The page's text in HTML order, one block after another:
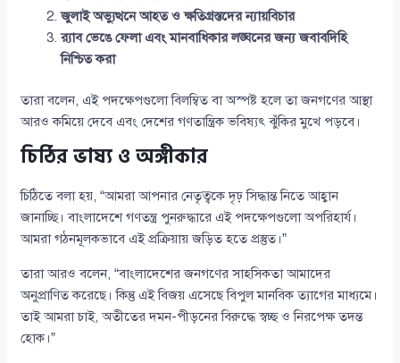
জুলাই অভ্যুত্থনে আহত ও ক্ষতিগ্রস্তদের ন্যায়বিচার
র‌্যাব ভেঙে ফেলা এবং মানবাধিকার লঙ্ঘনের জন্য জবাবদিহি
নিশ্চিত করা
তারা বলেন, এই পদক্ষেপগুলো বিলম্বিত বা অস্পষ্ট হলে তা জনগণের আস্থা
আরও কমিয়ে দেবে এবং দেশের গণতান্ত্রিক ভবিষ্যৎ ঝুঁকির মুখে পড়বে।
চিঠির ভাষ্য ও অঙ্গীকার
চিঠিতে বলা হয়, “আমরা আপনার নেতৃত্বকে দৃঢ় সিদ্ধান্ত নিতে আহ্বান
জানাচ্ছি। বাংলাদেশে গণতন্ত্র পুনরুদ্ধারে এই পদক্ষেপগুলো অপরিহার্য।
আমরা গঠনমূলকভাবে এই প্রক্রিয়ায় জড়িত হতে প্রস্তুত।”
তারা আরও বলেন, “বাংলাদেশের জনগণের সাহসিকতা আমাদের
অনুপ্রাণিত করেছে। কিন্তু এই বিজয় এসেছে বিপুল মানবিক ত্যাগের মাধ্যমে।
তাই আমরা চাই, অতীতের দমন-পীড়নের বিরুদ্ধে স্বচ্ছ ও নিরপেক্ষ তদন্ত
হোক।”